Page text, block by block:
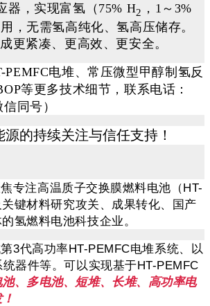
器，实现富氢（ 75% H2 ， 1 ～ 3%
，无需氢高纯化、氢高压储存。
更紧凑、更高效、更安全。
PEMFC电堆、常压微型甲醇制氢反
等更多技术细节，联系电话：
信同号）
的持续关注与信任支持！
注高温质子交换膜燃料电池（HT-
键材料研究攻关、成果转化、国产
氢燃料电池科技企业。
3代高功率HT-PEMFC电堆系统、以
统器件等。可以实现基于HT-PEMFC
、多电池、短堆、长堆、高功率电